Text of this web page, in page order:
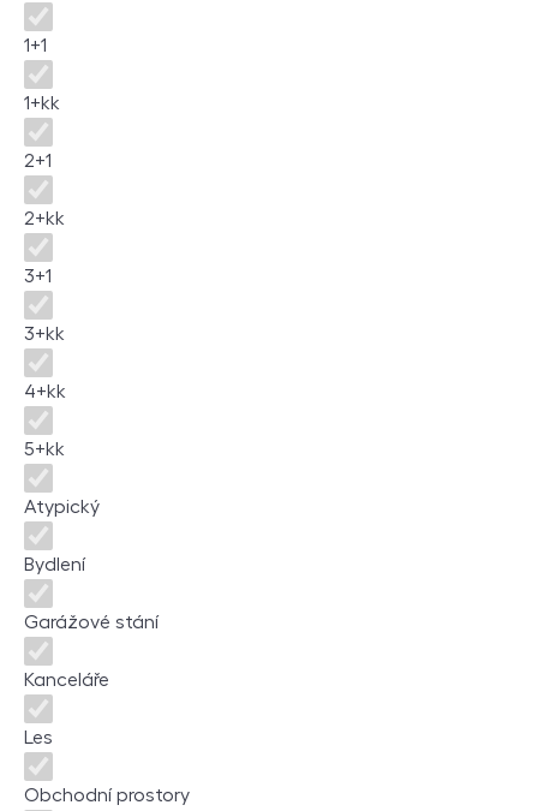
Dispozice
1+1
1+kk
2+1
2+kk
3+1
3+kk
4+kk
5+kk
Atypický
Bydlení
Garážové stání
Kanceláře
Les
Obchodní prostory